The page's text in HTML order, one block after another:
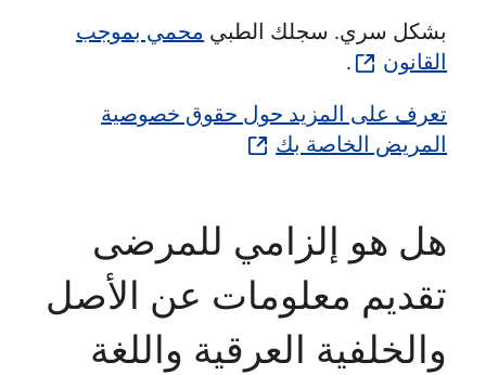
بشكل سري. سجلك الطبي محمي بموجب
القانون
.
تعرف على المزيد حول حقوق خصوصية
المريض الخاصة بك
هل هو إلزامي للمرضى
تقديم معلومات عن الأصل
والخلفية العرقية واللغة